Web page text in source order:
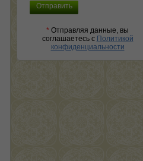
* Отправляя данные, вы
соглашаетесь с Политикой
конфиденциальности